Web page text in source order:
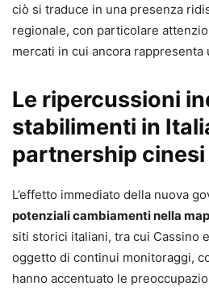
ciò si traduce in una presenza
regionale, con particolare
mercati in cui ancora rappresenta
Le ripercussioni
stabilimenti in
partnership cinesi
L’effetto immediato della nuova
potenziali cambiamenti nella
siti storici italiani, tra cui Cassino
oggetto di continui monitoraggi,
hanno accentuato le